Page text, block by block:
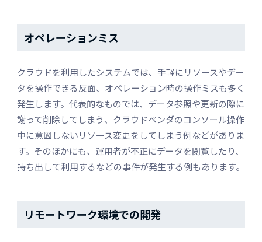
オペレーションミス
クラウドを利用したシステムでは、手軽にリソースやデー
タを操作できる反面、オペレーション時の操作ミスも多く
発生します。代表的なものでは、データ参照や更新の際に
謝って削除してしまう、クラウドベンダのコンソール操作
中に意図しないリソース変更をしてしまう例などがありま
す。そのほかにも、運用者が不正にデータを閲覧したり、
持ち出して利用するなどの事件が発生する例もあります。
リモートワーク環境での開発